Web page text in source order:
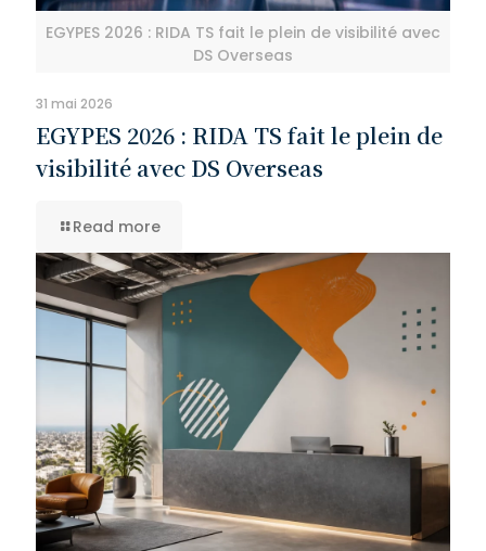
EGYPES 2026 : RIDA TS fait le plein de visibilité avec
DS Overseas
31 mai 2026
EGYPES 2026 : RIDA TS fait le plein de
visibilité avec DS Overseas
Read more